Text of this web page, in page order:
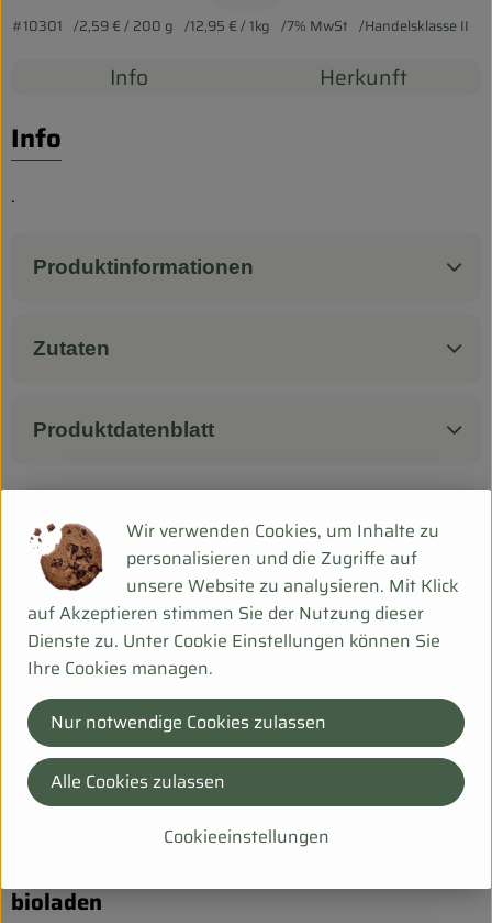
#10301 2,59 €/ 200 g 12,95 €/ 1kg 7% MwSt Handelsklasse II
Info Herkunft
Info
.
Produktinformationen
Zutaten
Produktdatenblatt
Verwendet oder empfohlen bei
Fächer-Butternut auf Ziegenkäse
Herkunft
Hersteller: Weiling
bioladen
Wir verwenden Cookies, um Inhalte zu
personalisieren und die Zugriffe auf
unsere Website zu analysieren. Mit Klick
auf Akzeptieren stimmen Sie der Nutzung dieser
Dienste zu. Unter Cookie Einstellungen können Sie
Ihre Cookies managen.
Cookieeinstellungen
Nur notwendige Cookies zulassen
Alle Cookies zulassen